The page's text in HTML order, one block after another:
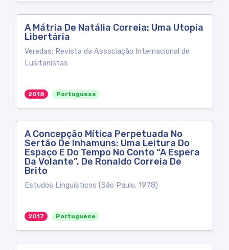
A Mátria De Natália Correia: Uma Utopia
Libertária
Veredas: Revista da Associação Internacional de
Lusitanistas
2018 Portuguese
A Concepção Mítica Perpetuada No
Sertão De Inhamuns: Uma Leitura Do
Espaço E Do Tempo No Conto “A Espera
Da Volante”, De Ronaldo Correia De
Brito
Estudos Linguísticos (São Paulo. 1978)
2017 Portuguese